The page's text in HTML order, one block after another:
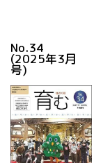
No.34
(2025年3月
号)